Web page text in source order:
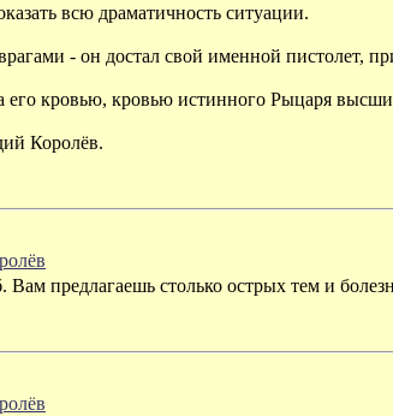
всю драматичность ситуации.
- он достал свой именной пистолет,
его кровью, кровью истинного Рыцаря
Королёв.
предлагаешь столько острых тем и